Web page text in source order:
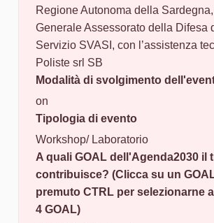
Regione Autonoma della
Generale Assessorato della Difesa
Servizio SVASI, con l’assistenza
Poliste srl SB
Modalità di svolgimento
on
Tipologia di evento
Workshop/ Laboratorio
A quali GOAL dell'Agenda2030 il
contribuisce? (Clicca su un
premuto CTRL per selezionarne
4 GOAL)